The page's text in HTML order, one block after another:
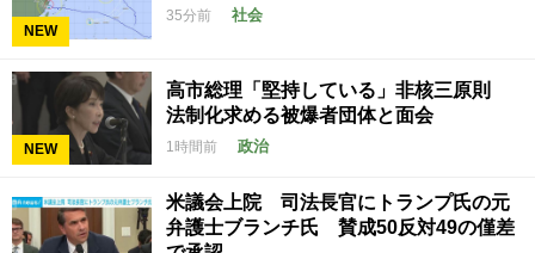
NEW
35分前 社会
NEW
高市総理「堅持している」非核三原則
法制化求める被爆者団体と面会
1時間前 政治
米議会上院 司法長官にトランプ氏の元
弁護士ブランチ氏 賛成50反対49の僅差